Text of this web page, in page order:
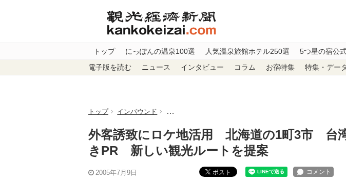
トップ にっぽんの温泉100選 人気温泉旅館ホテル250選 5つ星の宿公
電子版を読む ニュース インタビュー コラム お宿特集 特集・デー
トップ インバウンド 外客誘致にロケ地活用 北海道の1町3市 台湾の旅行会社
外客誘致にロケ地活用 北海道の1町3市 台
きPR 新しい観光ルートを提案
2005年7月9日 ポスト